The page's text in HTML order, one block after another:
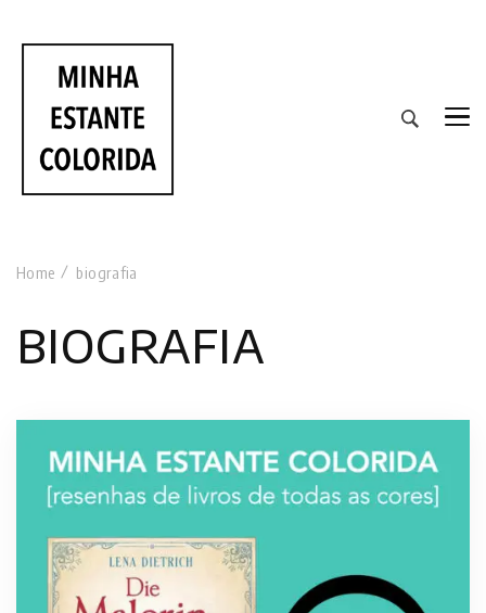
Home biografia
biografia